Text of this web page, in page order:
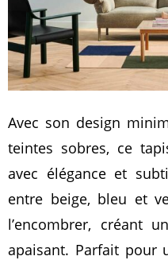
Avec son design
teintes sobres, ce
avec élégance et
entre beige, bleu et
l’encombrer, créant
apaisant. Parfait pour